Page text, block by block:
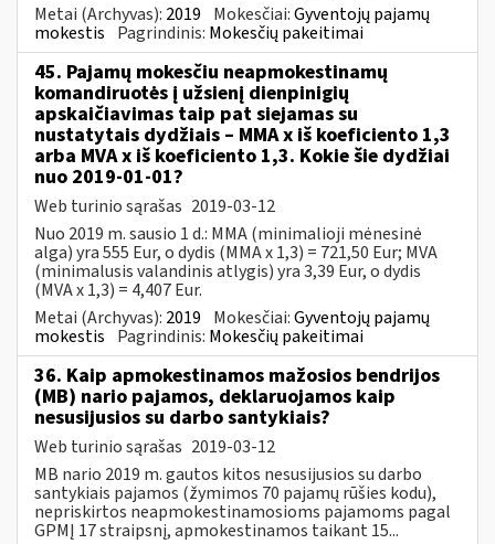
Metai (Archyvas): 2019 Mokesčiai:Gyventojų pajamų
mokestis Pagrindinis: Mokesčių pakeitimai
45. Pajamų mokesčiu neapmokestinamų
komandiruotės į užsienį dienpinigių
apskaičiavimas taip pat siejamas su
nustatytais dydžiais – MMA x iš koeficiento 1,3
arba MVA x iš koeficiento 1,3. Kokie šie dydžiai
nuo 2019-01-01?
Web turinio sąrašas 2019-03-12
Nuo 2019 m. sausio 1 d.: MMA (minimalioji mėnesinė
alga) yra 555 Eur, o dydis (MMA x 1,3) = 721,50 Eur; MVA
(minimalusis valandinis atlygis) yra 3,39 Eur, o dydis
(MVA x 1,3) = 4,407 Eur.
Metai (Archyvas): 2019 Mokesčiai:Gyventojų pajamų
mokestis Pagrindinis: Mokesčių pakeitimai
36. Kaip apmokestinamos mažosios bendrijos
(MB) nario pajamos, deklaruojamos kaip
nesusijusios su darbo santykiais?
Web turinio sąrašas 2019-03-12
MB nario 2019 m. gautos kitos nesusijusios su darbo
santykiais pajamos (žymimos 70 pajamų rūšies kodu),
nepriskirtos neapmokestinamosioms pajamoms pagal
GPMĮ 17 straipsnį, apmokestinamos taikant 15...